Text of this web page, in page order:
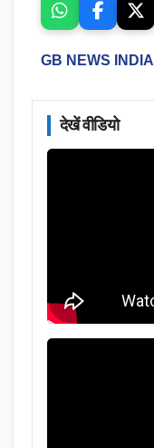
GB NEWS INDIA
देखें वीडियो